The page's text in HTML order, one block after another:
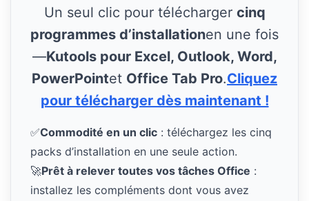
Un seul clic pour télécharger cinq
programmes d’installationen une fois
—Kutools pour Excel, Outlook, Word,
PowerPointet Office Tab Pro.Cliquez
pour télécharger dès maintenant !
✅Commodité en un clic : téléchargez les cinq
packs d’installation en une seule action.
🚀Prêt à relever toutes vos tâches Office :
installez les compléments dont vous avez